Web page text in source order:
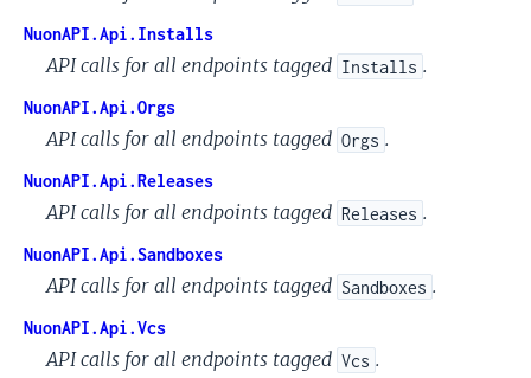
NuonAPI.Api.Installs
API calls for all endpoints tagged Installs .
NuonAPI.Api.Orgs
API calls for all endpoints tagged Orgs .
NuonAPI.Api.Releases
API calls for all endpoints tagged Releases .
NuonAPI.Api.Sandboxes
API calls for all endpoints tagged Sandboxes .
NuonAPI.Api.Vcs
API calls for all endpoints tagged Vcs .